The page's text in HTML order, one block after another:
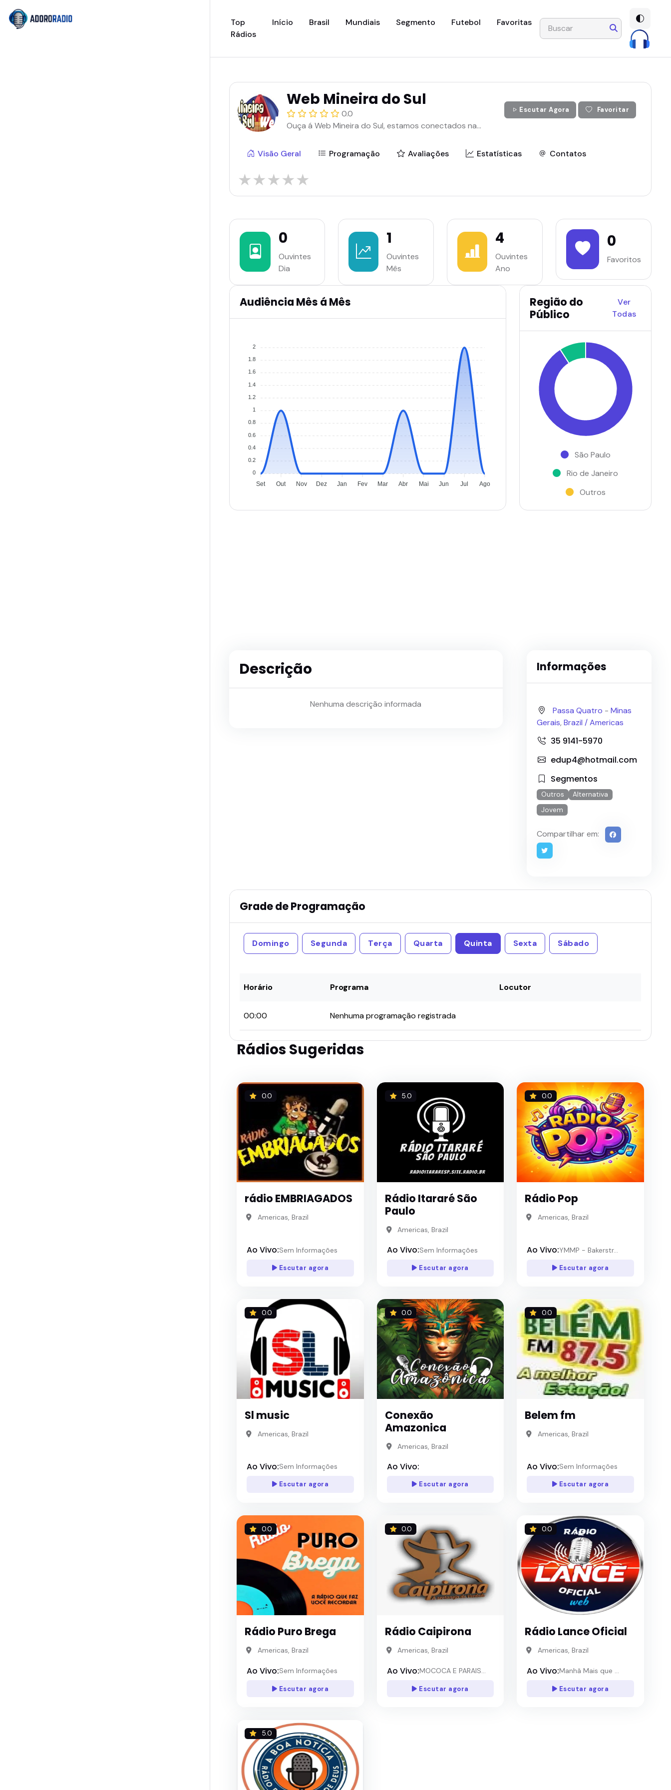
Top
Rádios
Início(current)
Brasil Mundiais Segmento Futebol Favoritas
Web Mineira do Sul
0.0
Ouça á Web Mineira do Sul, estamos conectados na...
Escutar Agora Favoritar
Visão Geral Programação Avaliações Estatísticas Contatos
★★★★★
0
Ouvintes
Dia
1
Ouvintes
Mês
4
Ouvintes
Ano
0
Favoritos
Audiência Mês á Mês
2
1.8
1.6
1.4
1.2
1
0.8
0.6
0.4
0.2
0
Set Out Nov Dez Jan Fev Mar Abr Mai Jun Jul Ago
Região do
Público
Ver
Todas
São Paulo
Rio de Janeiro
Outros
Descrição
Nenhuma descrição informada
Informações
Passa Quatro - Minas
Gerais, Brazil /Americas
35 9141-5970
edup4@hotmail.com
Segmentos
Outros
Alternativa
Jovem
Compartilhar em:
Grade de Programação
Domingo Segunda Terça Quarta Quinta Sexta Sábado
Horário Programa Locutor
00:00 Nenhuma programação registrada
Rádios Sugeridas
0.0
rádio EMBRIAGADOS
Americas, Brazil
Ao Vivo:Sem Informações
Escutar agora
5.0
Rádio Itararé São
Paulo
Americas, Brazil
Ao Vivo:Sem Informações
Escutar agora
0.0
Rádio Pop
Americas, Brazil
Ao Vivo:YMMP - Bakerstr...
Escutar agora
0.0
Sl music
Americas, Brazil
Ao Vivo:Sem Informações
Escutar agora
0.0
Conexão
Amazonica
Americas, Brazil
Ao Vivo:
Escutar agora
0.0
Belem fm
Americas, Brazil
Ao Vivo:Sem Informações
Escutar agora
0.0
Rádio Puro Brega
Americas, Brazil
Ao Vivo:Sem Informações
Escutar agora
0.0
Rádio Caipirona
Americas, Brazil
Ao Vivo:MOCOCA E PARAIS...
Escutar agora
0.0
Rádio Lance Oficial
Americas, Brazil
Ao Vivo:Manhã Mais que ...
Escutar agora
5.0